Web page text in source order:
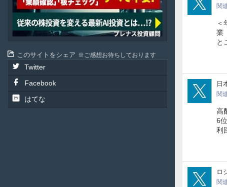
このサイトをシェア ご感想お待ちしております
Twitter
Facebook
はてな
関
＜
業
と
日
関
高
6
利
ロ
関